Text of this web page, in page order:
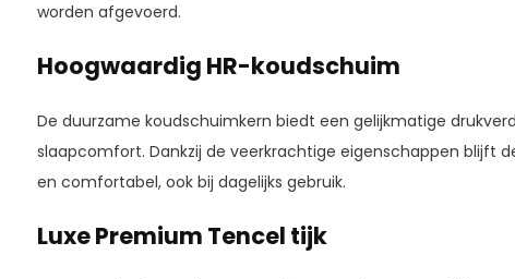
worden afgevoerd.
Hoogwaardig HR-koudschuim
De duurzame koudschuimkern biedt een gelijkmatige
slaapcomfort. Dankzij de veerkrachtige eigenschappen blijft
en comfortabel, ook bij dagelijks gebruik.
Luxe Premium Tencel tijk